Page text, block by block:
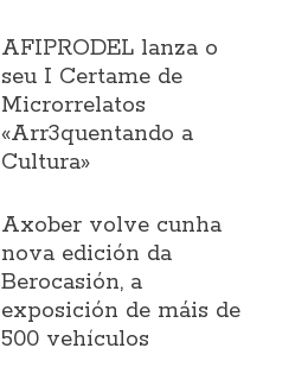
AFIPRODEL lanza o
seu I Certame de
Microrrelatos
«Arr3quentando a
Cultura»
Axober volve cunha
nova edición da
Berocasión, a
exposición de máis de
500 vehículos